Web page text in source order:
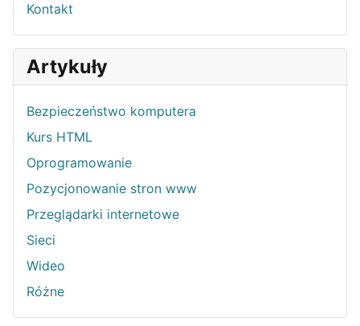
Kontakt
Artykuły
Bezpieczeństwo komputera
Kurs HTML
Oprogramowanie
Pozycjonowanie stron www
Przeglądarki internetowe
Sieci
Wideo
Różne